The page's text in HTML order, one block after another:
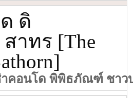
ดิ
าทร [The
าคอนโด พิพิธภัณฑ์ ชาว